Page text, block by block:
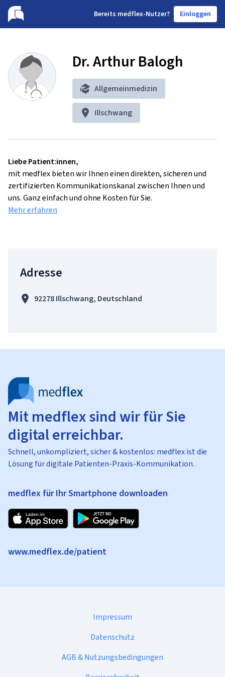
Bereits medflex-Nutzer? Einloggen
Dr. Arthur Balogh
Allgemeinmedizin
Illschwang
Liebe Patient:innen,
mit medflex bieten wir Ihnen einen direkten, sicheren und
zertifizierten Kommunikationskanal zwischen Ihnen und
uns. Ganz einfach und ohne Kosten für Sie.
Mehr erfahren
Adresse
92278 Illschwang, Deutschland
Mit medflex sind wir für Sie
digital erreichbar.
Schnell, unkompliziert, sicher & kostenlos: medflex ist die
Lösung für digitale Patienten-Praxis-Kommunikation.
medflex für Ihr Smartphone downloaden
www.medflex.de/patient
Impressum
Datenschutz
AGB & Nutzungsbedingungen